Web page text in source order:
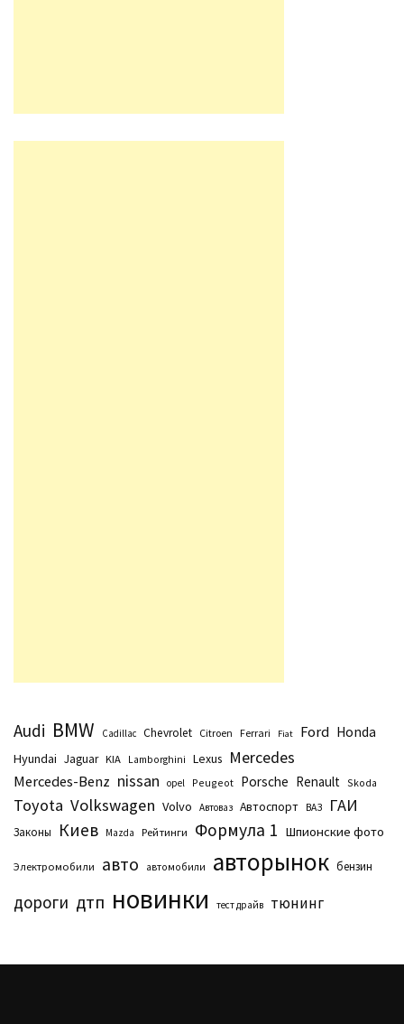
Audi BMW Cadillac Chevrolet Citroen Ferrari Fiat Ford Honda
Hyundai Jaguar KIA Lamborghini Lexus Mercedes
Mercedes-Benz nissan opel Peugeot Porsche Renault Skoda
Toyota Volkswagen Volvo Автоваз Автоспорт ВАЗ ГАИ
Законы Киев Маzda Рейтинги Формула 1 Шпионские фото
Электромобили авто автомобили авторынок бензин
дороги дтп новинки тест драйв тюнинг